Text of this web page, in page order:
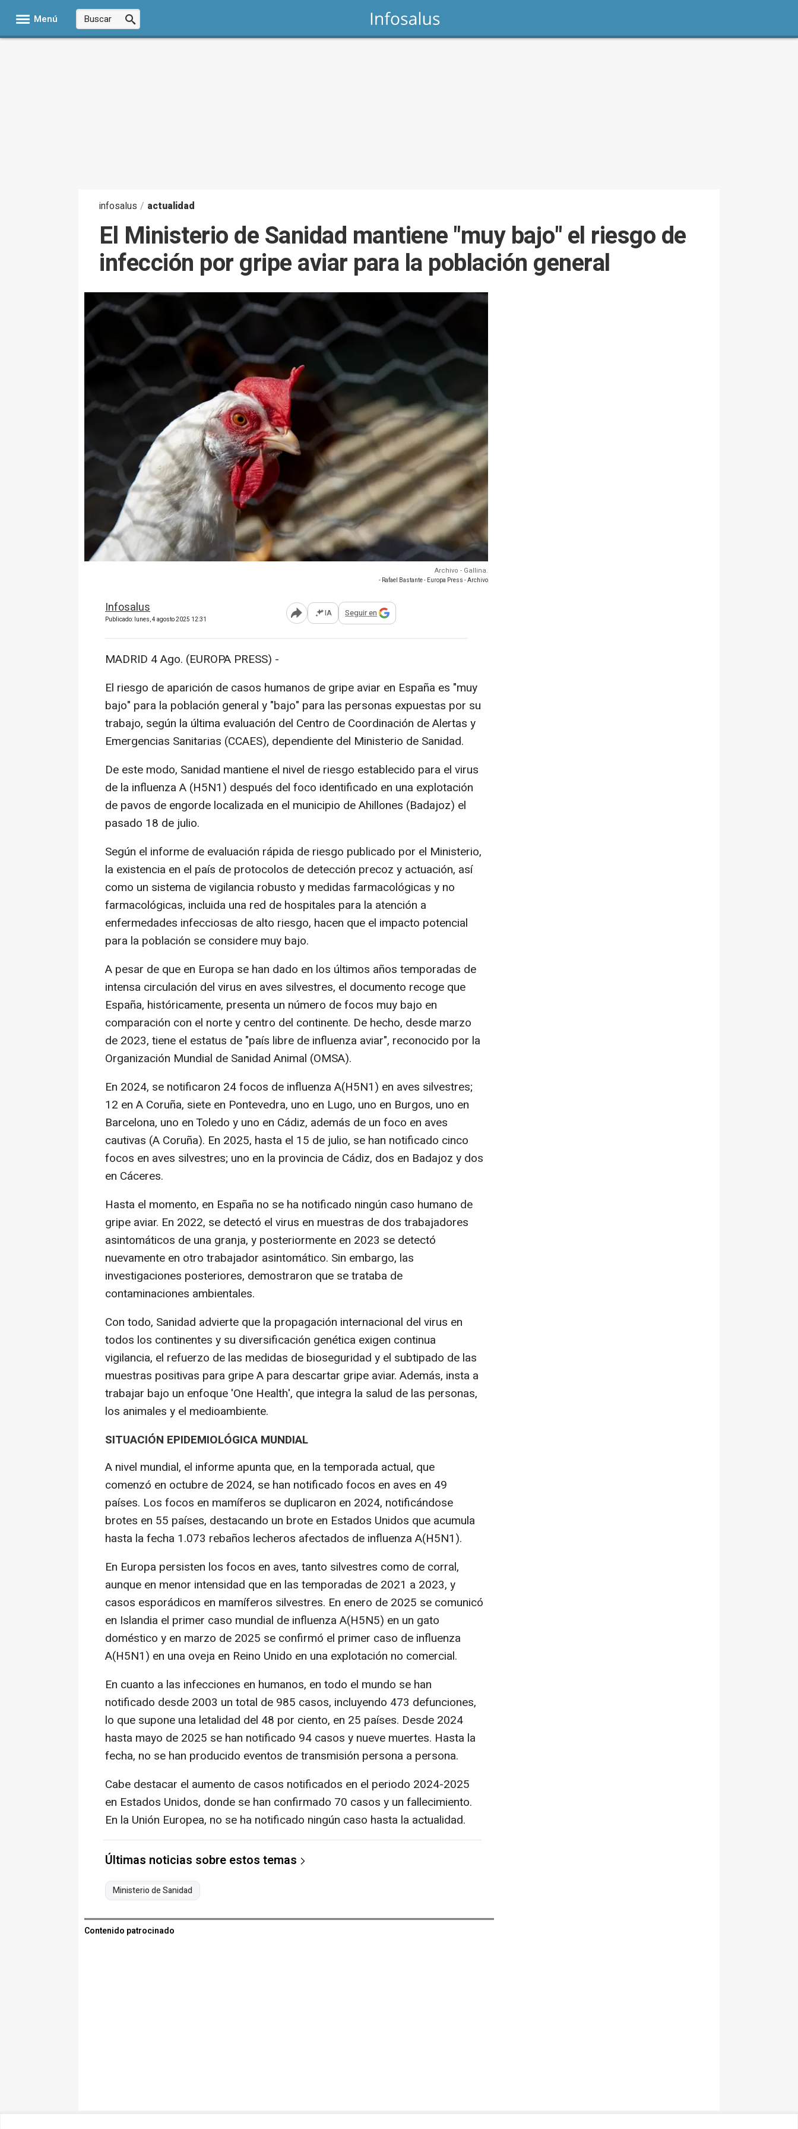
Menú
infosalus / actualidad
El Ministerio de Sanidad mantiene "muy bajo" el riesgo de
infección por gripe aviar para la población general
Archivo - Gallina.
- Rafael Bastante - Europa Press - Archivo
Infosalus
Publicado: lunes, 4 agosto 2025 12:31 Abrir opciones para compartir
IA Seguir en
MADRID 4 Ago. (EUROPA PRESS) -
El riesgo de aparición de casos humanos de gripe aviar en España es "muy
bajo" para la población general y "bajo" para las personas expuestas por su
trabajo, según la última evaluación del Centro de Coordinación de Alertas y
Emergencias Sanitarias (CCAES), dependiente del Ministerio de Sanidad.
De este modo, Sanidad mantiene el nivel de riesgo establecido para el virus
de la influenza A (H5N1) después del foco identificado en una explotación
de pavos de engorde localizada en el municipio de Ahillones (Badajoz) el
pasado 18 de julio.
Según el informe de evaluación rápida de riesgo publicado por el Ministerio,
la existencia en el país de protocolos de detección precoz y actuación, así
como un sistema de vigilancia robusto y medidas farmacológicas y no
farmacológicas, incluida una red de hospitales para la atención a
enfermedades infecciosas de alto riesgo, hacen que el impacto potencial
para la población se considere muy bajo.
A pesar de que en Europa se han dado en los últimos años temporadas de
intensa circulación del virus en aves silvestres, el documento recoge que
España, históricamente, presenta un número de focos muy bajo en
comparación con el norte y centro del continente. De hecho, desde marzo
de 2023, tiene el estatus de "país libre de influenza aviar", reconocido por la
Organización Mundial de Sanidad Animal (OMSA).
En 2024, se notificaron 24 focos de influenza A(H5N1) en aves silvestres;
12 en A Coruña, siete en Pontevedra, uno en Lugo, uno en Burgos, uno en
Barcelona, uno en Toledo y uno en Cádiz, además de un foco en aves
cautivas (A Coruña). En 2025, hasta el 15 de julio, se han notificado cinco
focos en aves silvestres; uno en la provincia de Cádiz, dos en Badajoz y dos
en Cáceres.
Hasta el momento, en España no se ha notificado ningún caso humano de
gripe aviar. En 2022, se detectó el virus en muestras de dos trabajadores
asintomáticos de una granja, y posteriormente en 2023 se detectó
nuevamente en otro trabajador asintomático. Sin embargo, las
investigaciones posteriores, demostraron que se trataba de
contaminaciones ambientales.
Con todo, Sanidad advierte que la propagación internacional del virus en
todos los continentes y su diversificación genética exigen continua
vigilancia, el refuerzo de las medidas de bioseguridad y el subtipado de las
muestras positivas para gripe A para descartar gripe aviar. Además, insta a
trabajar bajo un enfoque 'One Health', que integra la salud de las personas,
los animales y el medioambiente.
SITUACIÓN EPIDEMIOLÓGICA MUNDIAL
A nivel mundial, el informe apunta que, en la temporada actual, que
comenzó en octubre de 2024, se han notificado focos en aves en 49
países. Los focos en mamíferos se duplicaron en 2024, notificándose
brotes en 55 países, destacando un brote en Estados Unidos que acumula
hasta la fecha 1.073 rebaños lecheros afectados de influenza A(H5N1).
En Europa persisten los focos en aves, tanto silvestres como de corral,
aunque en menor intensidad que en las temporadas de 2021 a 2023, y
casos esporádicos en mamíferos silvestres. En enero de 2025 se comunicó
en Islandia el primer caso mundial de influenza A(H5N5) en un gato
doméstico y en marzo de 2025 se confirmó el primer caso de influenza
A(H5N1) en una oveja en Reino Unido en una explotación no comercial.
En cuanto a las infecciones en humanos, en todo el mundo se han
notificado desde 2003 un total de 985 casos, incluyendo 473 defunciones,
lo que supone una letalidad del 48 por ciento, en 25 países. Desde 2024
hasta mayo de 2025 se han notificado 94 casos y nueve muertes. Hasta la
fecha, no se han producido eventos de transmisión persona a persona.
Cabe destacar el aumento de casos notificados en el periodo 2024-2025
en Estados Unidos, donde se han confirmado 70 casos y un fallecimiento.
En la Unión Europea, no se ha notificado ningún caso hasta la actualidad.
Últimas noticias sobre estos temas
Ministerio de Sanidad
Contenido patrocinado